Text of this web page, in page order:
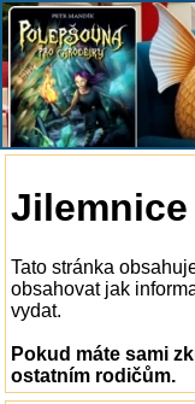
Tato stránka
obsahovat jak
vydat.
Pokud máte sami
ostatním rodičům.